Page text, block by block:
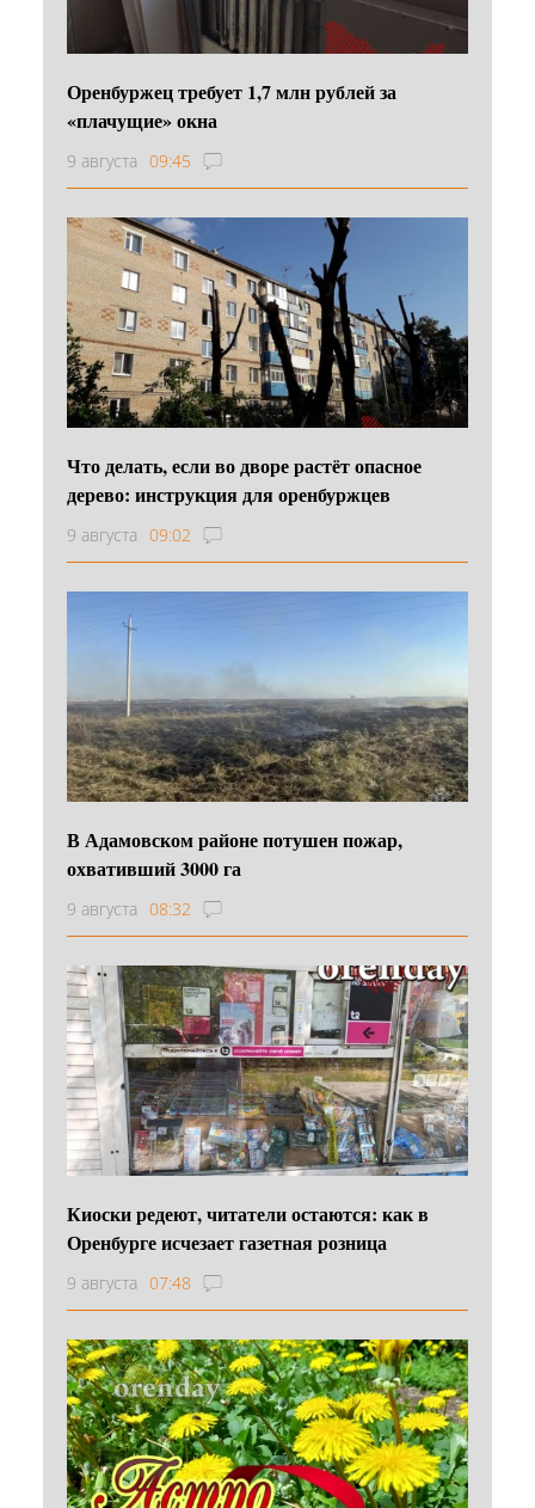
Оренбуржец требует 1,7 млн рублей за
«плачущие» окна
9 августа 09:45
Что делать, если во дворе растёт опасное
дерево: инструкция для оренбуржцев
9 августа 09:02
В Адамовском районе потушен пожар,
охвативший 3000 га
9 августа 08:32
Киоски редеют, читатели остаются: как в
Оренбурге исчезает газетная розница
9 августа 07:48